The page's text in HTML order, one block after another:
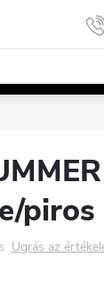
piros
Ugrás az